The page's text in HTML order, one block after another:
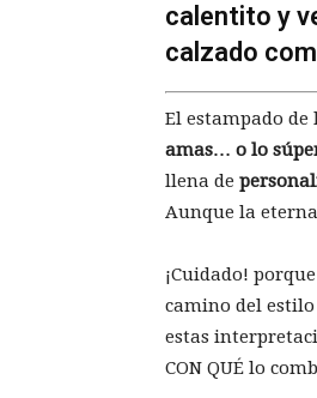
calentito y
calzado
El estampado
amas… o lo
llena de
Aunque la
¡Cuidado!
camino del estilo
estas
CON QUÉ lo